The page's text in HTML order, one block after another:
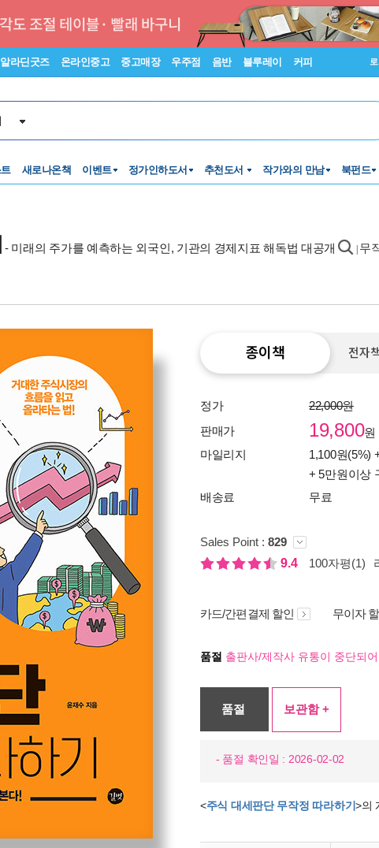
알라딘굿즈 온라인중고 중고매장 우주점 음반 블루레이 커피
새로나온책 이벤트 정가인하도서 추천도서 작가와의 만남 북펀드
- 미래의 주가를 예측하는 외국인, 기관의 경제지표 해독법 대공개 무
종이책 전자
정가
22,000원
판매가
19,800원
마일리지
1,100원(5%)
+ 5만원이상
배송료
무료
Sales Point : 829
9.4
100자평(1)
카드/간편결제 할인 무이자
품절 출판사/제작사 유통이 중단되
품절 보관함 +
- 품절 확인일 : 2026-02-02
<주식 대세판단 무작정 따라하기>의